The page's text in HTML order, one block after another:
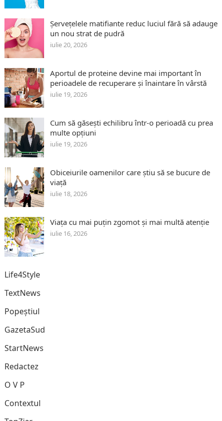
Șervețelele matifiante reduc luciul fără să adauge
un nou strat de pudră
iulie 20, 2026
Aportul de proteine devine mai important în
perioadele de recuperare și înaintare în vârstă
iulie 19, 2026
Cum să găsești echilibru într-o perioadă cu prea
multe opțiuni
iulie 19, 2026
Obiceiurile oamenilor care știu să se bucure de
viață
iulie 18, 2026
Viața cu mai puțin zgomot și mai multă atenție
iulie 16, 2026
Life4Style
TextNews
Popeștiul
GazetaSud
StartNews
Redactez
O V P
Contextul